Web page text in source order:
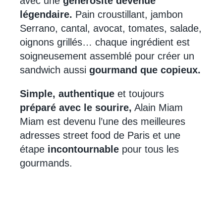
légendaire. Pain croustillant, jambon
Serrano, cantal, avocat, tomates, salade,
oignons grillés… chaque ingrédient est
soigneusement assemblé pour créer un
sandwich aussi gourmand que copieux.
Simple, authentique et toujours
préparé avec le sourire, Alain Miam
Miam est devenu l’une des meilleures
adresses street food de Paris et une
étape incontournable pour tous les
gourmands.